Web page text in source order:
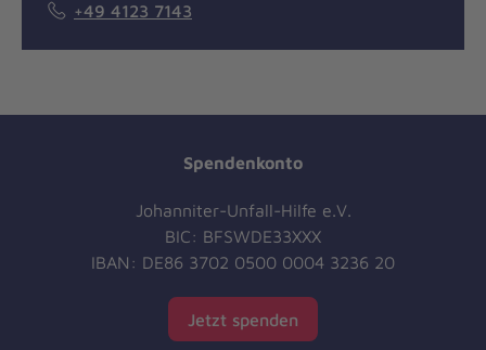
+49 4123 7143
Spendenkonto
Johanniter-Unfall-Hilfe e.V.
BIC: BFSWDE33XXX
IBAN: DE86 3702 0500 0004 3236 20
Jetzt spenden